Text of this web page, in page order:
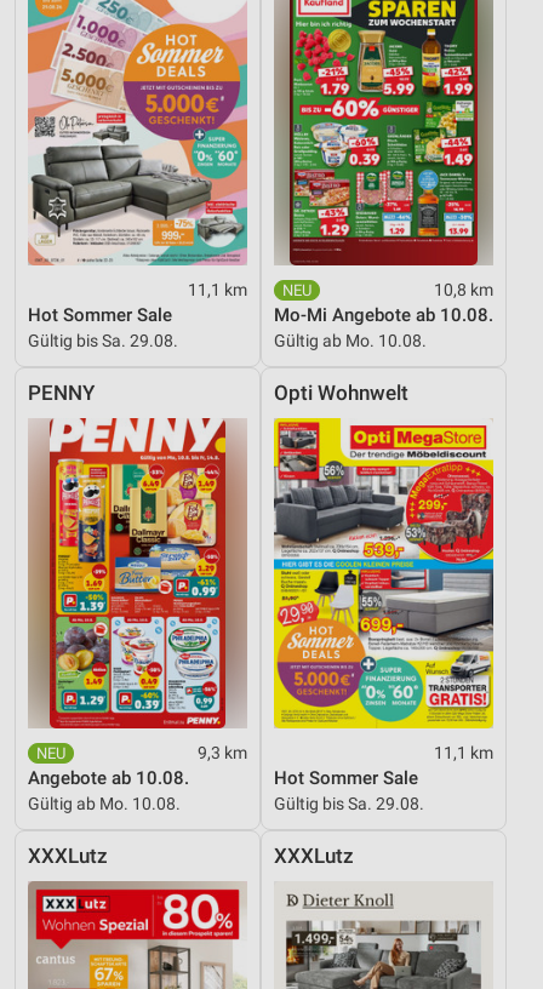
11,1 km
Hot Sommer Sale
Gültig bis Sa. 29.08.
10,8 km
Mo-Mi Angebote ab 10.08.
Gültig ab Mo. 10.08.
PENNY
9,3 km
Angebote ab 10.08.
Gültig ab Mo. 10.08.
Opti Wohnwelt
11,1 km
Hot Sommer Sale
Gültig bis Sa. 29.08.
XXXLutz XXXLutz